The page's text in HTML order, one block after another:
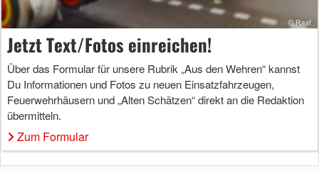
Jetzt Text/Fotos einreichen!
Über das Formular für unsere Rubrik „Aus den Wehren“ kannst
Du Informationen und Fotos zu neuen Einsatzfahrzeugen,
Feuerwehrhäusern und „Alten Schätzen“ direkt an die Redaktion
übermitteln.
Zum Formular